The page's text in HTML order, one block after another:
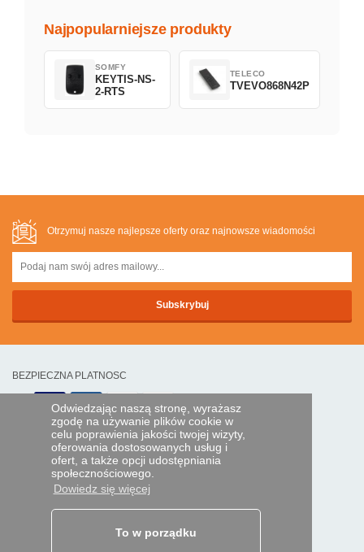
Odwiedzając naszą stronę, wyrażasz
zgodę na używanie plików cookie w
celu poprawienia jakości twojej wizyty,
oferowania dostosowanych usług i
ofert, a także opcji udostępniania
społecznościowego.
Dowiedz się więcej
To w porządku
Najpopularniejsze produkty
SOMFY
KEYTIS-NS-
2-RTS
TELECO
TVEVO868N42P
Otrzymuj nasze najlepsze oferty oraz najnowsze wiadomości
BEZPIECZNA PLATNOSC
Przelewem
POMOC I USŁUGI
Śledź swoje zamówienie
PILOTY EXPRESS